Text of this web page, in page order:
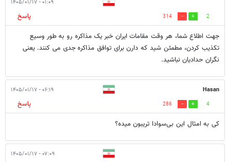
۰۱:۰۹ - ۱۴۰۵/۰۱/۱۷
2
314
پاسخ
جهت اطلاع شما، هر وقت مقامات ایران خبر یک مذاکره رو به طور وسیع
تکذیب کردن، مطمئن شید که دارن برای توافق مذاکره جدی می کنند. یعنی
نگران حدادیان نباشید.
Hasan ۰۶:۱۹ - ۱۴۰۵/۰۱/۱۷
4
286
پاسخ
کی به امثال این بی‌سوادا تریبون میده؟
۰۷:۰۹ - ۱۴۰۵/۰۱/۱۷